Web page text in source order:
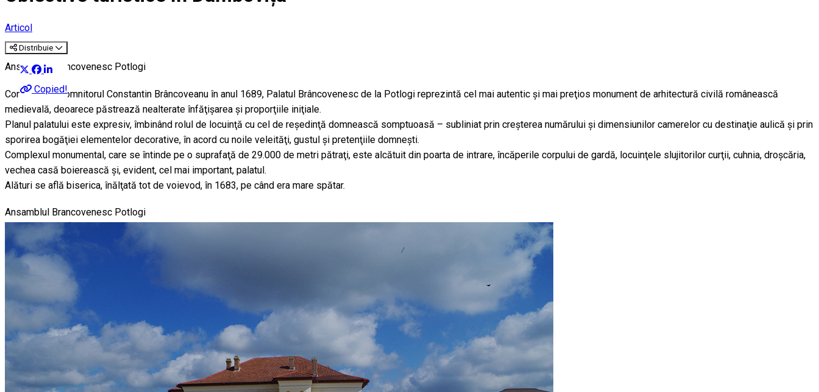
Articol
Distribuie
Copied!
Ansamblul Brâncovenesc Potlogi
Construit de domnitorul Constantin Brâncoveanu în anul 1689, Palatul Brâncovenesc de la Potlogi reprezintă cel mai autentic şi mai preţios monument de arhitectură civilă românească
medievală, deoarece păstrează nealterate înfăţişarea şi proporţiile iniţiale.
Planul palatului este expresiv, îmbinând rolul de locuinţă cu cel de reşedinţă domnească somptuoasă – subliniat prin creşterea numărului şi dimensiunilor camerelor cu destinaţie aulică şi prin
sporirea bogăţiei elementelor decorative, în acord cu noile veleităţi, gustul şi pretenţiile domneşti.
Complexul monumental, care se întinde pe o suprafaţă de 29.000 de metri pătraţi, este alcătuit din poarta de intrare, încăperile corpului de gardă, locuinţele slujitorilor curţii, cuhnia, droşcăria,
vechea casă boierească şi, evident, cel mai important, palatul.
Alături se află biserica, înălţată tot de voievod, în 1683, pe când era mare spătar.
Ansamblul Brancovenesc Potlogi